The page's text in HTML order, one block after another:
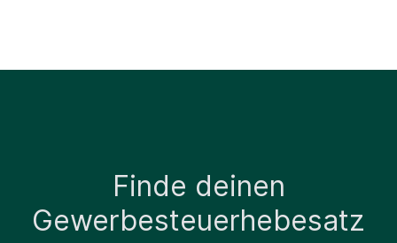
Finde deinen
Gewerbesteuerhebesatz